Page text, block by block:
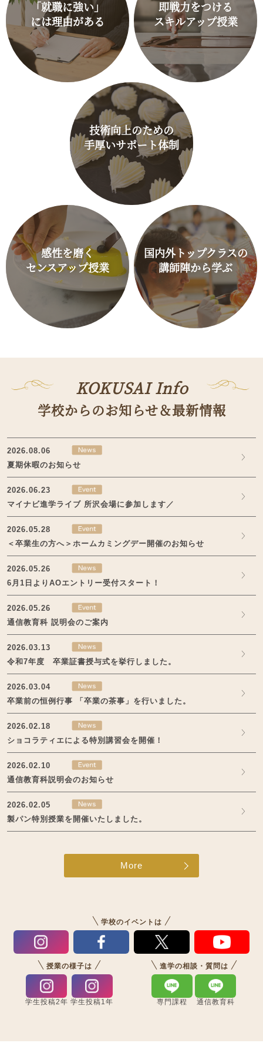
「就職に強い」
には理由がある
即戦力をつける
スキルアップ授業
技術向上のための
手厚いサポート体制
感性を磨く
センスアップ授業
国内外トップクラスの
講師陣から学ぶ
KOKUSAI Info
学校からのお知らせ＆最新情報
2026.08.06
夏期休暇のお知らせ
2026.06.23
マイナビ進学ライブ 所沢会場に参加します／
2026.05.28
＜卒業生の方へ＞ホームカミングデー開催のお知らせ
2026.05.26
6月1日よりAOエントリー受付スタート！
2026.05.26
通信教育科 説明会のご案内
2026.03.13
令和7年度 卒業証書授与式を挙行しました。
2026.03.04
卒業前の恒例行事 「卒業の茶事」を行いました。
2026.02.18
ショコラティエによる特別講習会を開催！
2026.02.10
通信教育科説明会のお知らせ
2026.02.05
製パン特別授業を開催いたしました。
More
学校のイベントは
授業の様子は
学生投稿2年 学生投稿1年
進学の相談・質問は
専門課程 通信教育科